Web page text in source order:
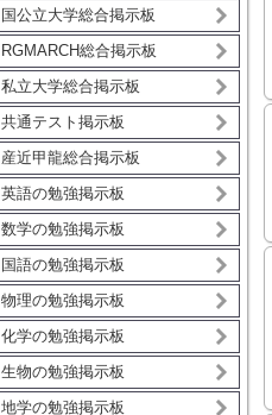
国公立大学総合掲示板
RGMARCH総合掲示板
私立大学総合掲示板
共通テスト掲示板
産近甲龍総合掲示板
英語の勉強掲示板
数学の勉強掲示板
国語の勉強掲示板
物理の勉強掲示板
化学の勉強掲示板
生物の勉強掲示板
地学の勉強掲示板